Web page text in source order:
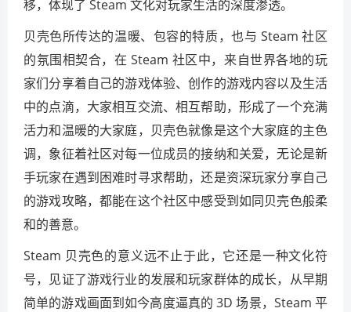
移，体现了 Steam 文化对玩家生活的深度渗透。
贝壳色所传达的温暖、包容的特质，也与 Steam 社区
的氛围相契合，在 Steam 社区中，来自世界各地的玩
家们分享着自己的游戏体验、创作的游戏内容以及生活
中的点滴，大家相互交流、相互帮助，形成了一个充满
活力和温暖的大家庭，贝壳色就像是这个大家庭的主色
调，象征着社区对每一位成员的接纳和关爱，无论是新
手玩家在遇到困难时寻求帮助，还是资深玩家分享自己
的游戏攻略，都能在这个社区中感受到如同贝壳色般柔
和的善意。
Steam 贝壳色的意义远不止于此，它还是一种文化符
号，见证了游戏行业的发展和玩家群体的成长，从早期
简单的游戏画面到如今高度逼真的 3D 场景，Steam 平